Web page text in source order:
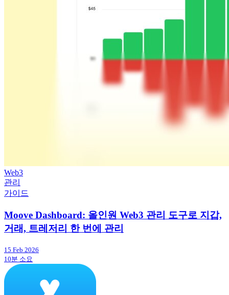
Web3
관리
가이드
Moove Dashboard: 올인원 Web3 관리 도구로 지갑,
거래, 트레저리 한 번에 관리
15 Feb 2026
10분 소요